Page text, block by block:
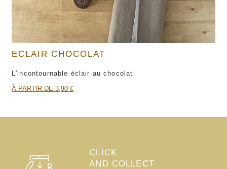
ECLAIR CHOCOLAT
L'incontournable éclair au chocolat
À PARTIR DE 3,90 €
CLICK
AND COLLECT